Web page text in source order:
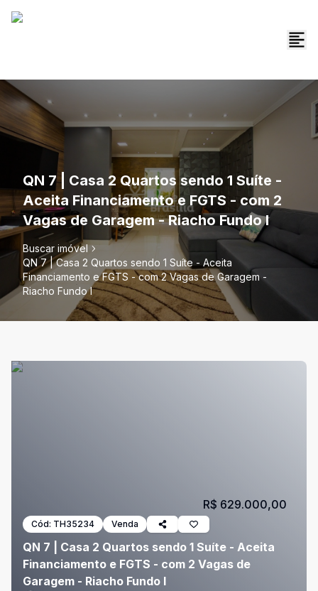
QN 7 | Casa 2 Quartos sendo 1 Suíte -
Aceita Financiamento e FGTS - com 2
Vagas de Garagem - Riacho Fundo I
Buscar imóvel
QN 7 | Casa 2 Quartos sendo 1 Suíte - Aceita
Financiamento e FGTS - com 2 Vagas de Garagem -
Riacho Fundo I
Cód: TH35234 Venda
QN 7 | Casa 2 Quartos sendo 1 Suíte - Aceita
Financiamento e FGTS - com 2 Vagas de
Garagem - Riacho Fundo I
R$ 629.000,00